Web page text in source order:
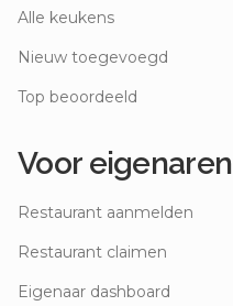
Alle keukens
Nieuw toegevoegd
Top beoordeeld
Voor eigenaren
Restaurant aanmelden
Restaurant claimen
Eigenaar dashboard